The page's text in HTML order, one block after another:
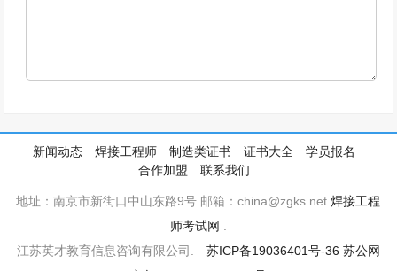
新闻动态 焊接工程师 制造类证书 证书大全
学员报名
合作加盟
联系我们
地址：南京市新街口中山东路9号 邮箱：china@zgks.net焊接工程
师考试网
江苏英才教育信息咨询有限公司. 苏ICP备19036401号-36 苏公网